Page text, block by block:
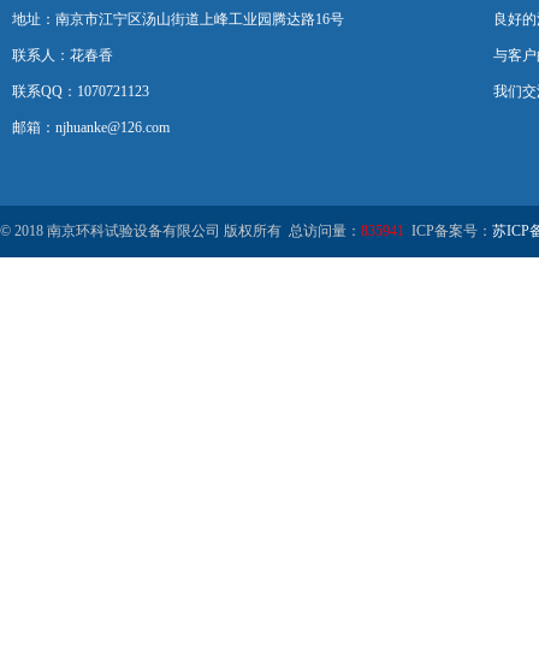
地址：南京市江宁区汤山街道上峰工业园腾达路16号
联系人：花春香
联系QQ：1070721123
邮箱：njhuanke@126.com
良好
与客
我们
© 2018 南京环科试验设备有限公司 版权所有 总访问量： 835941 ICP备案号： 苏ICP